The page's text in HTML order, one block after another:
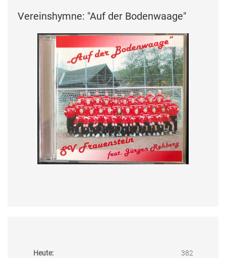
Vereinshymne: "Auf der Bodenwaage"
Heute:
382